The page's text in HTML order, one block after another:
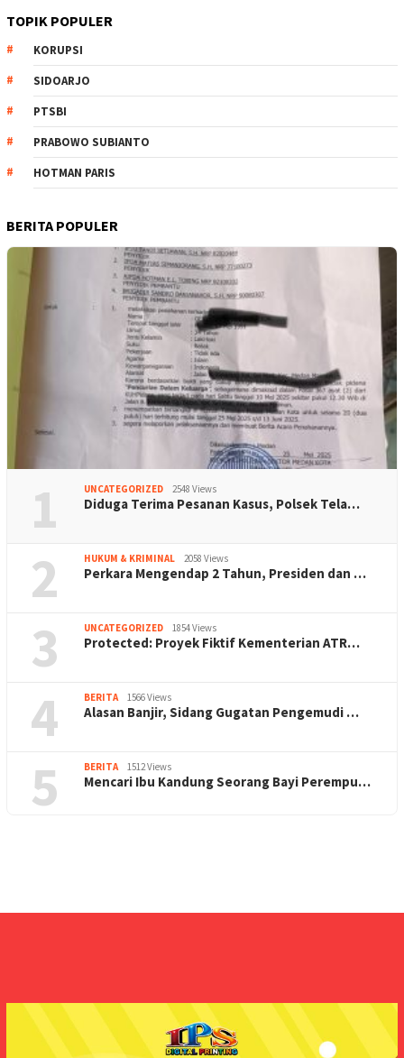
TOPIK POPULER
KORUPSI
SIDOARJO
PTSBI
PRABOWO SUBIANTO
HOTMAN PARIS
BERITA POPULER
1 UNCATEGORIZED 2548 Views
Diduga Terima Pesanan Kasus, Polsek Tela…
2 HUKUM & KRIMINAL 2058 Views
Perkara Mengendap 2 Tahun, Presiden dan …
3 UNCATEGORIZED 1854 Views
Protected: Proyek Fiktif Kementerian ATR…
4 BERITA 1566 Views
Alasan Banjir, Sidang Gugatan Pengemudi …
5 BERITA 1512 Views
Mencari Ibu Kandung Seorang Bayi Perempu…